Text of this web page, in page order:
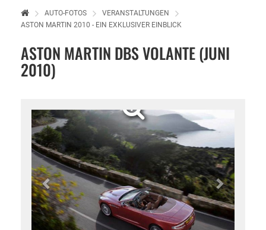
AUTO-FOTOS
VERANSTALTUNGEN
ASTON MARTIN 2010 - EIN EXKLUSIVER EINBLICK
ASTON MARTIN DBS VOLANTE (JUNI
2010)